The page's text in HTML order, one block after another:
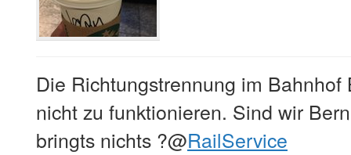
Die Richtungstrennung im Bahnhof
nicht zu funktionieren. Sind wir
bringts nichts ?@RailService